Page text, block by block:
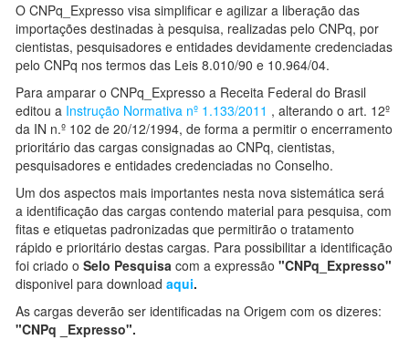
O CNPq_Expresso visa simplificar e agilizar a liberação das
importações destinadas à pesquisa, realizadas pelo CNPq, por
cientistas, pesquisadores e entidades devidamente credenciadas
pelo CNPq nos termos das Leis 8.010/90 e 10.964/04.
Para amparar o CNPq_Expresso a Receita Federal do Brasil
editou a Instrução Normativa nº 1.133/2011 , alterando o art. 12º
da IN n.º 102 de 20/12/1994, de forma a permitir o encerramento
prioritário das cargas consignadas ao CNPq, cientistas,
pesquisadores e entidades credenciadas no Conselho.
Um dos aspectos mais importantes nesta nova sistemática será
a identificação das cargas contendo material para pesquisa, com
fitas e etiquetas padronizadas que permitirão o tratamento
rápido e prioritário destas cargas. Para possibilitar a identificação
foi criado o Selo Pesquisa com a expressão "CNPq_Expresso"
disponivel para download aqui.
As cargas deverão ser identificadas na Origem com os dizeres:
"CNPq _Expresso".